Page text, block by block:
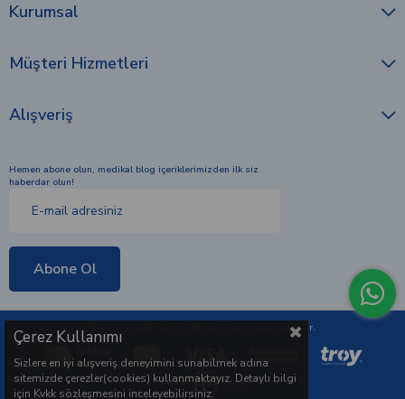
Kurumsal
Müşteri Hizmetleri
Alışveriş
Hemen abone olun, medikal blog içeriklerimizden ilk siz
haberdar olun!
Abone Ol
© 2010 - 2026 Ömür Medikal. Tüm hakları saklıdır.
Çerez Kullanımı
Sizlere en iyi alışveriş deneyimini sunabilmek adına
sitemizde çerezler(cookies) kullanmaktayız. Detaylı bilgi
için Kvkk sözleşmesini inceleyebilirsiniz.